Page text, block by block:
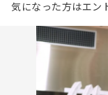
気になった方はエン